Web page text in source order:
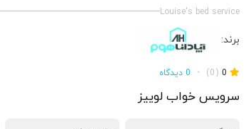
Louise's bed service
برند:
0
(0)
• 0 دیدگاه
سرویس خواب لوییز